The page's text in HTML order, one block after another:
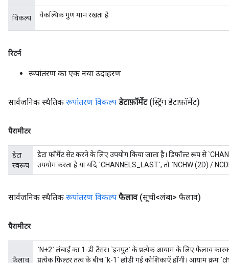
विकल्प वैकल्पिक गुण मान रखता है
रिटर्न
रूपांतरण का एक नया उदाहरण
सार्वजनिक स्थैतिक रूपांतरण विकल्प डेटाफ़ॉर्मेट (स्ट्रिंग डेटाफ़ॉर्मेट)
पैरामीटर
डेटा
स्वरूप
डेटा फॉर्मेट सेट करने के लिए उपयोग किया जाता है। डिफ़ॉल्ट रूप से
उपयोग करता है या यदि `CHANNELS_LAST`, तो `NCHW (2D) /
सार्वजनिक स्थैतिक रूपांतरण विकल्प फैलाव (सूची<लंबा> फैलाव)
पैरामीटर
फैलाव
`N+2` लंबाई का 1-डी टेंसर। `इनपुट` के प्रत्येक आयाम के लिए फैलाव
प्रत्येक फ़िल्टर तत्व के बीच `k-1` छोड़ी गई कोशिकाएँ होंगी। आयाम क्रम